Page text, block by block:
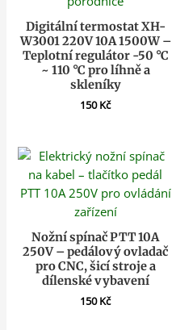
Digitální termostat XH-
W3001 220V 10A 1500W –
Teplotní regulátor -50 °C
~ 110 °C pro líhně a
skleníky
150Kč
Nožní spínač PTT 10A
250V – pedálový ovladač
pro CNC, šicí stroje a
dílenské vybavení
150Kč